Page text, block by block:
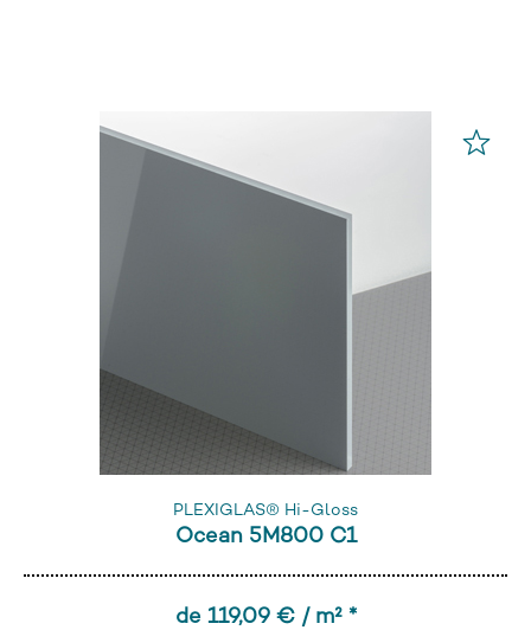
PLEXIGLAS® Hi-Gloss
Ocean 5M800 C1
de 119,09 € / m² *